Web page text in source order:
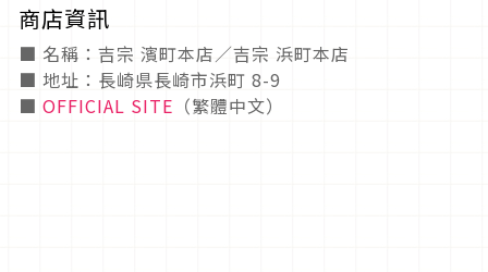
商店資訊
■ 名稱：吉宗 濱町本店／吉宗 浜町本店
■ 地址：長崎県長崎市浜町 8-9
■ OFFICIAL SITE （繁體中文）